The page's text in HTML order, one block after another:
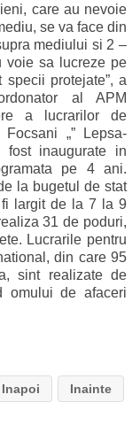
care au nevoie
se va face din
mediului si 2 –
voie sa lucreze pe
protejate”, a
al APM
a lucrarilor de
„” Lepsa-
inaugurate in
pe 4 ani.
la bugetul de stat
largit de la 7 la 9
31 de poduri,
Lucrarile pentru
din care 95
sint realizate de
omului de afaceri
Inapoi Inainte